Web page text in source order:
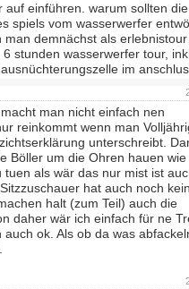
auf einführen. warum sollten die
spiels vom wasserwerfer
demnächst als
stunden wasserwerfer tour,
im
man nicht einfach nen
reinkommt wenn man
unterschreibt.
Böller um die Ohren hauen wie
tuen als wär das nur mist ist
hat auch noch
halt (zum Teil) auch die
daher wär ich einfach für ne
ok. Als ob da was